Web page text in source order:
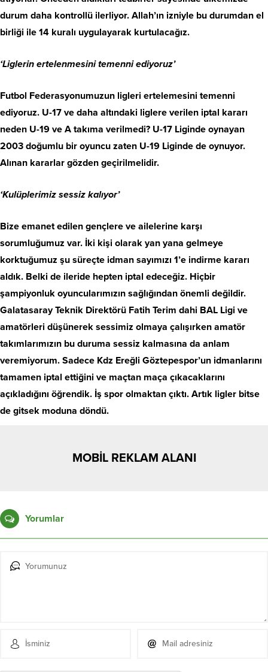
durum daha kontrollü ilerliyor. Allah’ın izniyle bu durumdan el
birliği ile 14 kuralı uygulayarak kurtulacağız.
‘Liglerin ertelenmesini temenni ediyoruz’
Futbol Federasyonumuzun ligleri ertelemesini temenni
ediyoruz. U-17 ve daha altındaki liglere verilen iptal kararı
neden U-19 ve A takıma verilmedi? U-17 Liginde oynayan
2003 doğumlu bir oyuncu zaten U-19 Liginde de oynuyor.
Alınan kararlar gözden geçirilmelidir.
‘Kulüplerimiz sessiz kalıyor’
Bize emanet edilen gençlere ve ailelerine karşı
sorumluğumuz var. İki kişi olarak yan yana gelmeye
korktuğumuz şu süreçte idman sayımızı 1’e indirme kararı
aldık. Belki de ileride hepten iptal edeceğiz. Hiçbir
şampiyonluk oyuncularımızın sağlığından önemli değildir.
Galatasaray Teknik Direktörü Fatih Terim dahi BAL Ligi ve
amatörleri düşünerek sessimiz olmaya çalışırken amatör
takımlarımızın bu duruma sessiz kalmasına da anlam
veremiyorum. Sadece Kdz Ereğli Göztepespor’un idmanlarını
tamamen iptal ettiğini ve maçtan maça çıkacaklarını
açıkladığını öğrendik. İş spor olmaktan çıktı. Artık ligler bitse
de gitsek moduna döndü.
MOBİL REKLAM ALANI
Yorumlar